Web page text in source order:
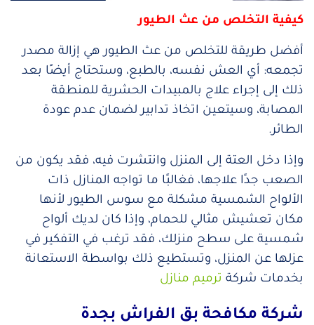
كيفية التخلص من عث الطيور
أفضل طريقة للتخلص من عث الطيور هي إزالة مصدر
تجمعه: أي العش نفسه، بالطبع، وستحتاج أيضًا بعد
ذلك إلى إجراء علاج بالمبيدات الحشرية للمنطقة
المصابة، وسيتعين اتخاذ تدابير لضمان عدم عودة
الطائر.
وإذا دخل العتة إلى المنزل وانتشرت فيه، فقد يكون من
الصعب جدًا علاجها، فغالبًا ما تواجه المنازل ذات
الألواح الشمسية مشكلة مع سوس الطيور لأنها
مكان تعشيش مثالي للحمام، وإذا كان لديك ألواح
شمسية على سطح منزلك، فقد ترغب في التفكير في
عزلها عن المنزل، وتستطيع ذلك بواسطة الاستعانة
بخدمات شركة ترميم منازل
شركة مكافحة بق الفراش بجدة